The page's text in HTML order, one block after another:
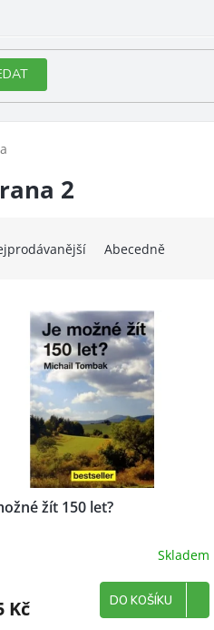
2
Abecedně
žít 150 let?
Skladem
Kč DO KOŠÍKU